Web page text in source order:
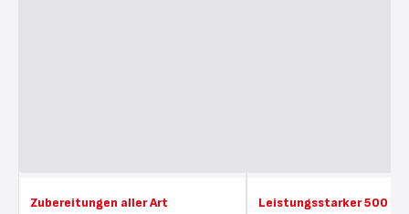
Zubereitungen aller Art
Leistungsstarker 500